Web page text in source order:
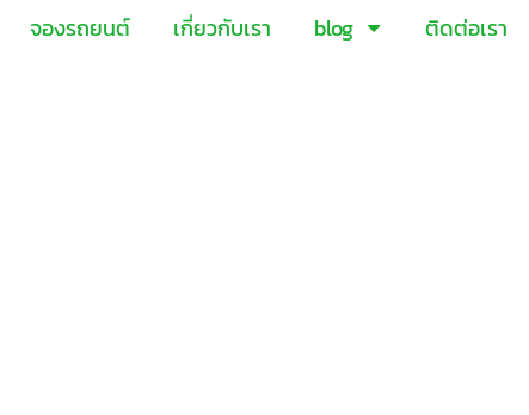
จองรถยนต์ เกี่ยวกับเรา blog ติดต่อเรา